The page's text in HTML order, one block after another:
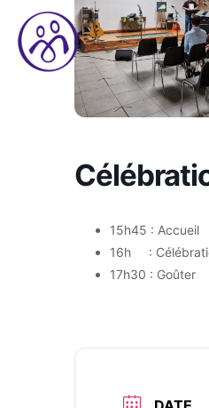
15h45 : Accueil
16h :
17h30 : Goûter